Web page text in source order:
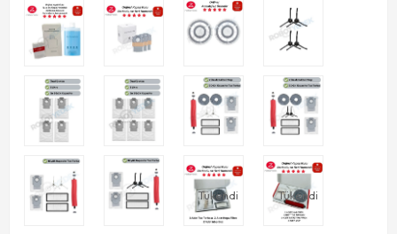
Tükendi Tükendi